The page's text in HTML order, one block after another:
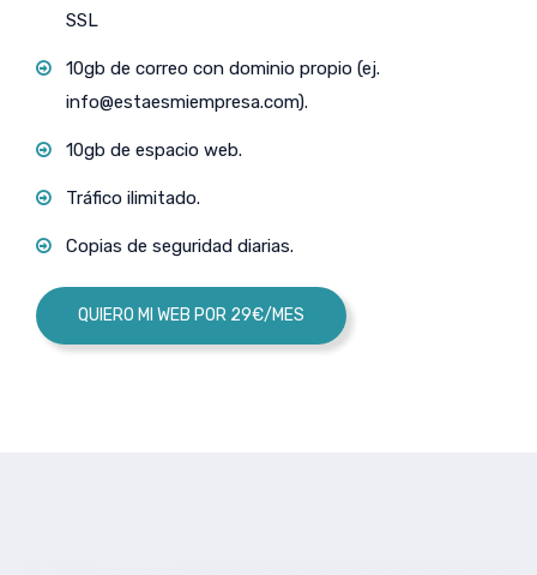
SSL
10gb de correo con dominio propio (ej.
info@estaesmiempresa.com).
10gb de espacio web.
Tráfico ilimitado.
Copias de seguridad diarias.
QUIERO MI WEB POR 29€/MES